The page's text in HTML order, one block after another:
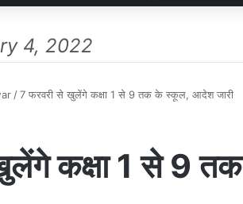
4, 2022
/7 फरवरी से खुलेंगे कक्षा 1 से 9 तक के स्कूल, आदेश जारी
कक्षा 1 से 9